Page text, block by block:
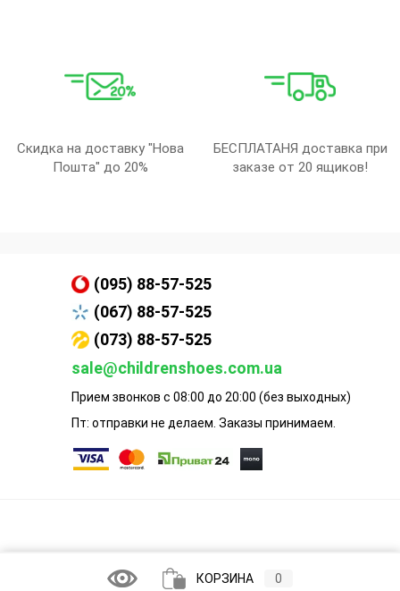
Скидка на доставку "Нова
Пошта" до 20%
БЕСПЛАТАНЯ доставка при
заказе от 20 ящиков!
(095) 88-57-525
(067) 88-57-525
(073) 88-57-525
sale@childrenshoes.com.ua
Прием звонков с 08:00 до 20:00 (без выходных)
Пт: отправки не делаем. Заказы принимаем.
КОРЗИНА 0